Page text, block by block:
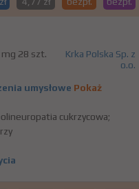
mg 28 szt.
Krka Polska Sp. z
o.o.
umysłowe Pokaż
cukrzycowa;